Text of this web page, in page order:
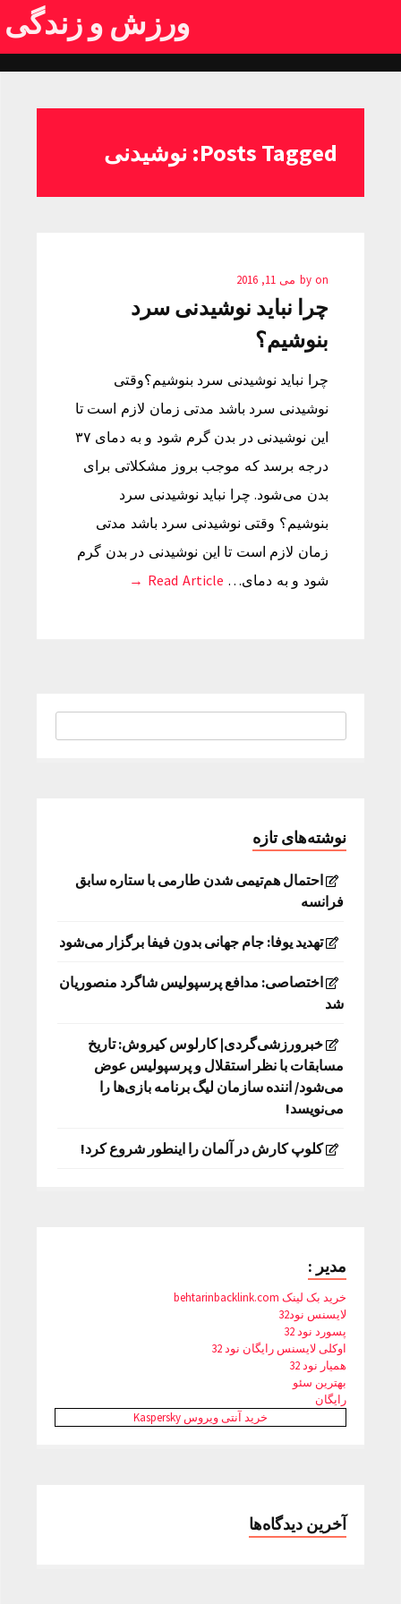
ورزش و زندگی
Posts Tagged: نوشیدنی
by on می 11, 2016
چرا نباید نوشیدنی سرد
بنوشیم؟
چرا نباید نوشیدنی سرد بنوشیم؟وقتی
نوشیدنی سرد باشد مدتی زمان لازم است تا
این نوشیدنی در بدن گرم شود و به دمای ۳۷
درجه برسد که موجب بروز مشکلاتی برای
بدن می شود. چرا نباید نوشیدنی سرد
بنوشیم؟ وقتی نوشیدنی سرد باشد مدتی
زمان لازم است تا این نوشیدنی در بدن گرم
شود و به دمای… Read Article →
نوشته‌های تازه
احتمال هم‌تیمی شدن طارمی با ستاره سابق
فرانسه
تهدید یوفا: جام جهانی بدون فیفا برگزار می‌شود
اختصاصی: مدافع پرسپولیس شاگرد منصوریان
شد
خبرورزشی‌گردی| کارلوس کیروش: تاریخ
مسابقات با نظر استقلال و پرسپولیس عوض
می‌شود/ اننده سازمان لیگ برنامه بازی‌ها را
می‌نویسد!
کلوپ کارش در آلمان را اینطور شروع کرد!
مدیر :
خرید بک لینک behtarinbacklink.com
لایسنس نود32
پسورد نود 32
اوکلی لایسنس رایگان نود 32
همیار نود 32
بهترین سئو
رایگان
خرید آنتی ویروس Kaspersky
آخرین دیدگاه‌ها